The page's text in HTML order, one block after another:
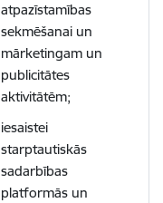
atpazīstamības
sekmēšanai un
mārketingam un
publicitātes
aktivitātēm;
iesaistei
starptautiskās
sadarbības
platformās un